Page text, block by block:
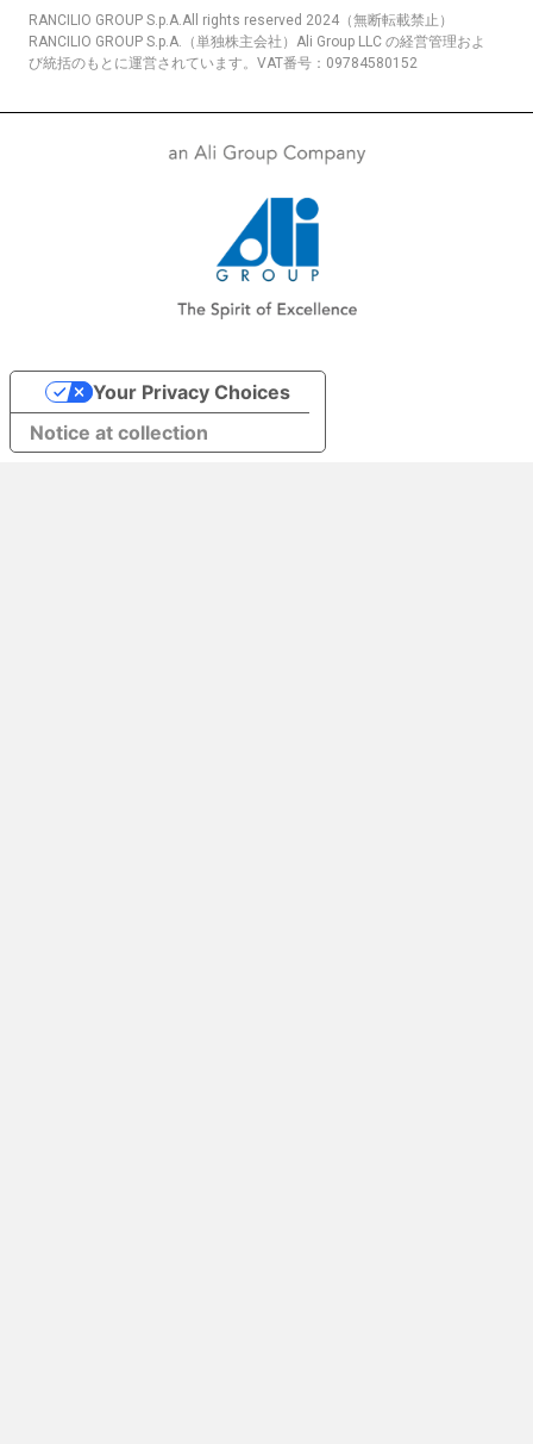
RANCILIO GROUP S.p.A.All rights reserved 2024（無断転載禁止）
RANCILIO GROUP S.p.A.（単独株主会社）Ali Group LLC の経営管理およ
び統括のもとに運営されています。VAT番号：09784580152
Notice at collection
Your Privacy Choices